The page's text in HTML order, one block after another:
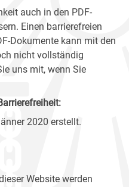
auch in den PDF-
Einen barrierefreien
Dokumente kann mit den
nicht vollständig
uns mit, wenn Sie
2020 erstellt.
Website werden